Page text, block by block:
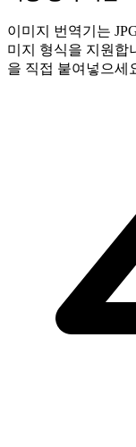
이미지 번역기는
미지 형식을 지원합
을 직접 붙여넣으세